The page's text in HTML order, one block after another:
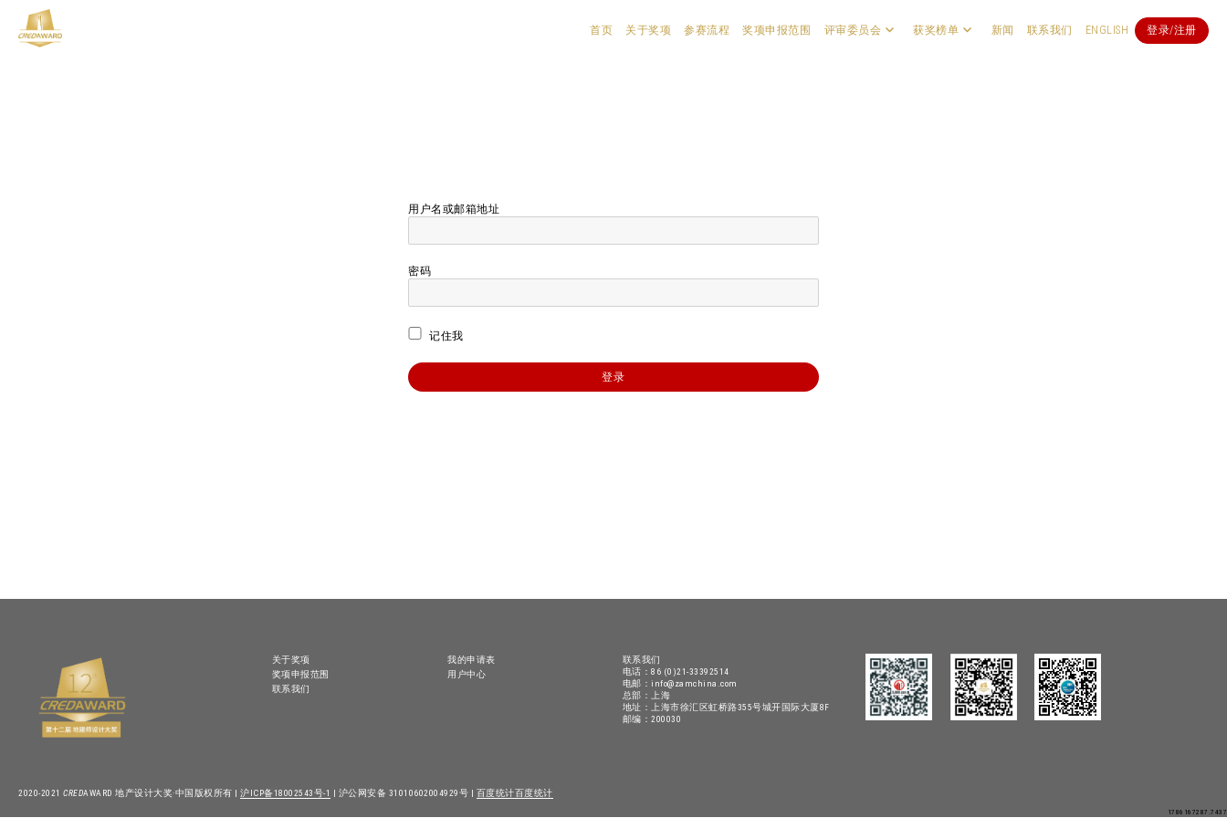
首页 关于奖项 参赛流程 奖项申报范围 评审委员会 获奖榜单 新闻 联系我们 ENGLISH 登录/注册
用户名或邮箱地址
密码
记住我
关于奖项
奖项申报范围
联系我们
我的申请表
用户中心
联系我们
电话：86 (0)21-33392514
电邮：info@zamchina.com
总部：上海
地址：上海市徐汇区虹桥路355号城开国际大厦8F
邮编：200030
2020-2021 CREDAWARD 地产设计大奖·中国版权所有 | 沪ICP备18002543号-1 | 沪公网安备 31010602004929号 | 百度统计百度统计
1786167287.7437